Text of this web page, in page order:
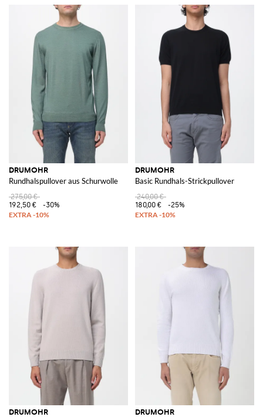
DRUMOHR
Rundhalspullover aus Schurwolle
275,00 €
192,50 €
-30%
DRUMOHR
Basic Rundhals-Strickpullover
240,00 €
180,00 €
-25%
DRUMOHR DRUMOHR